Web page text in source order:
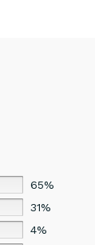
65%
31%
4%